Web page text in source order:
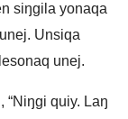
siŋgila yonaqa
Unsiqa
unej.
“Niŋgi quiy. Laŋ